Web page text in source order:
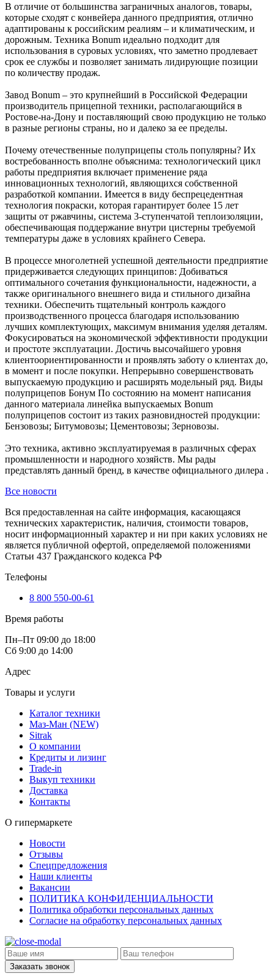
В отличие от большинства заграничных аналогов, товары,
которые сходят с конвейера данного предприятия, отлично
адаптированы к российским реалиям – и климатическим, и
дорожным. Техника Bonum идеально подходит для
использования в суровых условиях, что заметно продлевает
срок ее службы и позволяет занимать лидирующие позиции
по количеству продаж.
Завод Bonum – это крупнейший в Российской Федерации
производитель прицепной техники, располагающийся в
Ростове-на-Дону и поставляющий свою продукцию не только
в разные регионы страны, но и далеко за ее пределы.
Почему отечественные полуприцепы столь популярны? Их
востребованность вполне объяснима: технологический цикл
работы предприятия включает применение ряда
инновационных технологий, являющихся собственной
разработкой компании. Имеется в виду беспрецедентная
технология покраски, которая гарантирует более 15 лет
защиты от ржавчины, система 3-ступенчатой теплоизоляции,
обеспечивающая поддержание внутри цистерны требуемой
температуры даже в условиях крайнего Севера.
В процессе многолетней успешной деятельности предприятие
придерживается следующих принципов: Добиваться
оптимального сочетания функциональности, надежности, а
также оригинального внешнего вида и стильного дизайна
техники. Обеспечить тщательный контроль каждого
производственного процесса благодаря использованию
лучших комплектующих, максимум внимания уделяя деталям.
Фокусироваться на экономической эффективности продукции
и простоте эксплуатации. Достичь высочайшего уровня
клиентоориентированности и проявлять заботу о клиентах до,
в момент и после покупки. Непрерывно совершенствовать
выпускаемую продукцию и расширять модельный ряд. Виды
полуприцепов Бонум По состоянию на момент написания
данного материала линейка выпускаемых Bonum
полуприцепов состоит из таких разновидностей продукции:
Бензовозы; Битумовозы; Цементовозы; Зерновозы.
Это техника, активно эксплуатируемая в различных сферах
промышленности и народного хозяйств. Мы рады
представлять данный бренд, в качестве официального дилера .
Все новости
Вся предоставленная на сайте информация, касающаяся
технических характеристик, наличия, стоимости товаров,
носит информационный характер и ни при каких условиях не
является публичной офертой, определяемой положениями
Статьи 437 Гражданского кодекса РФ
Телефоны
8 800 550-00-61
Время работы
Пн–Пт 09:00 до 18:00
Сб 9:00 до 14:00
Адрес
Товары и услуги
Каталог техники
Маз-Ман (NEW)
Sitrak
О компании
Кредиты и лизинг
Trade-in
Выкуп техники
Доставка
Контакты
О гипермаркете
Новости
Отзывы
Спецпредложения
Наши клиенты
Вакансии
ПОЛИТИКА КОНФИДЕНЦИАЛЬНОСТИ
Политика обработки персональных данных
Согласие на обработку персональных данных
Заказать звонок